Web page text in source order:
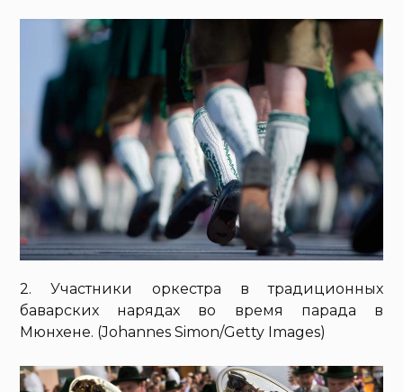
2. Участники оркестра в традиционных
баварских нарядах во время парада в
Мюнхене. (Johannes Simon/Getty Images)